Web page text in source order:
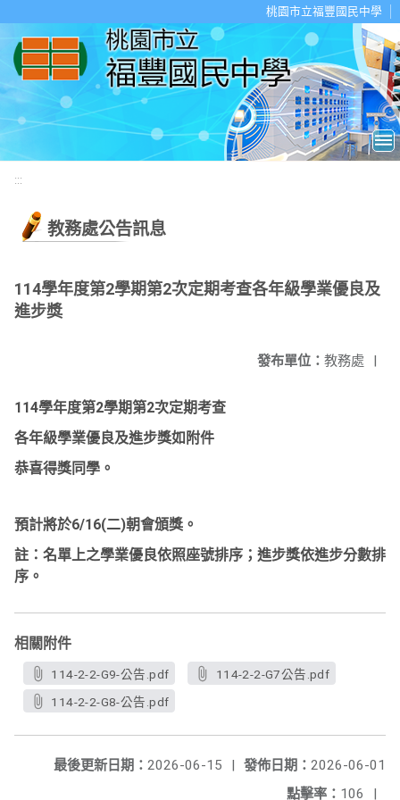
桃園市立福豐國民中學
:::
教務處公告訊息
114學年度第2學期第2次定期考查各年級學業優良及
進步獎
發布單位： 教務處 |
114學年度第2學期第2次定期考查
各年級學業優良及進步獎如附件
恭喜得獎同學。
預計將於6/16(二)朝會頒獎。
註：名單上之學業優良依照座號排序；進步獎依進步分數排
序。
相關附件
114-2-2-G9-公告.pdf
114-2-2-G7公告.pdf
114-2-2-G8-公告.pdf
發佈日期： 2026-06-01
最後更新日期： 2026-06-15
|
點擊率： 106 |